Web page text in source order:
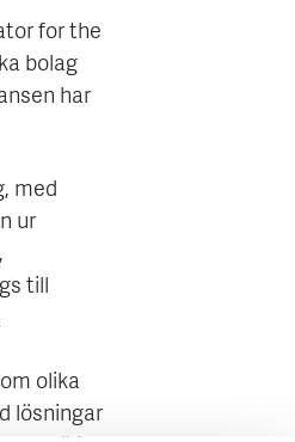
for the
bolag
har
med
ur
till
olika
lösningar